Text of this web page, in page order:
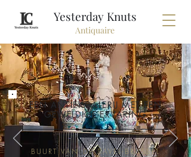
Yesterday Knuts
Antiquaire
EEN ANTIEKGALERIJ MET EEN
GEWELDIGE ERVARING
BUURT VAN DE ZAVEL-BRUSSEL